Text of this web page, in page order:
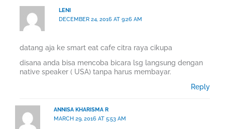
LENI
DECEMBER 24, 2016 AT 9:26 AM
datang aja ke smart eat cafe citra raya cikupa
disana anda bisa mencoba bicara lsg langsung dengan
native speaker ( USA) tanpa harus membayar.
Reply
ANNISA KHARISMA R
MARCH 29, 2016 AT 5:53 AM